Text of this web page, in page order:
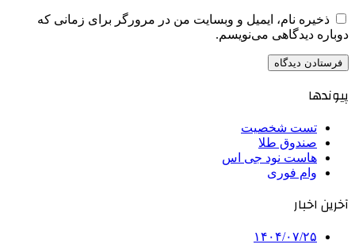
ذخیره نام، ایمیل و وبسایت من در مرورگر برای زمانی که
دوباره دیدگاهی می‌نویسم.
پیوندها
تست شخصیت
صندوق طلا
هاست نود جی اس
وام فوری
آخرین اخبار
۱۴۰۴/۰۷/۲۵